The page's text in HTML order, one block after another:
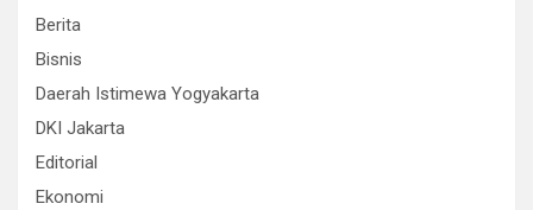
Berita
Bisnis
Daerah Istimewa Yogyakarta
DKI Jakarta
Editorial
Ekonomi